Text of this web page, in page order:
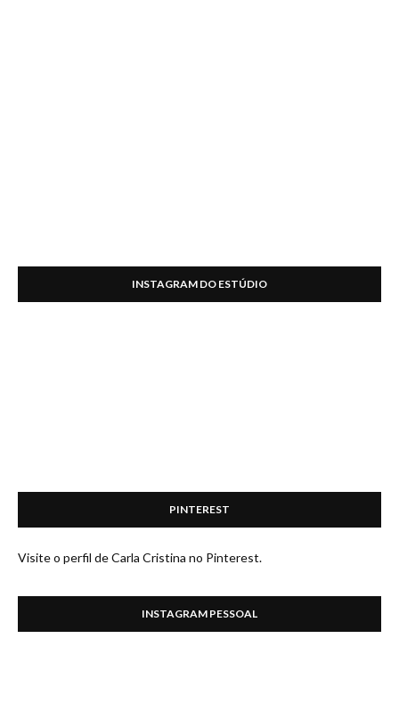
INSTAGRAM DO ESTÚDIO
PINTEREST
Visite o perfil de Carla Cristina no Pinterest.
INSTAGRAM PESSOAL